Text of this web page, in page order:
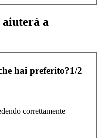
a
hai preferito?1/2
correttamente